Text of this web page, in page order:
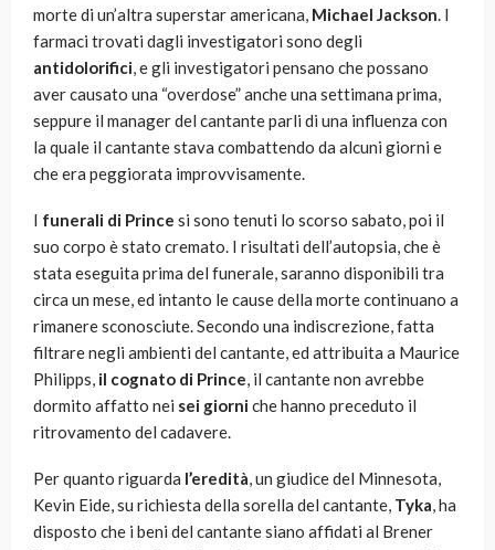
morte di un’altra superstar americana, Michael Jackson. I
farmaci trovati dagli investigatori sono degli
antidolorifici, e gli investigatori pensano che possano
aver causato una “overdose” anche una settimana prima,
seppure il manager del cantante parli di una influenza con
la quale il cantante stava combattendo da alcuni giorni e
che era peggiorata improvvisamente.
I funerali di Prince si sono tenuti lo scorso sabato, poi il
suo corpo è stato cremato. I risultati dell’autopsia, che è
stata eseguita prima del funerale, saranno disponibili tra
circa un mese, ed intanto le cause della morte continuano a
rimanere sconosciute. Secondo una indiscrezione, fatta
filtrare negli ambienti del cantante, ed attribuita a Maurice
Philipps, il cognato di Prince, il cantante non avrebbe
dormito affatto nei sei giorniche hanno preceduto il
ritrovamento del cadavere.
Per quanto riguarda l’eredità, un giudice del Minnesota,
Kevin Eide, su richiesta della sorella del cantante, Tyka, ha
disposto che i beni del cantante siano affidati al Brener